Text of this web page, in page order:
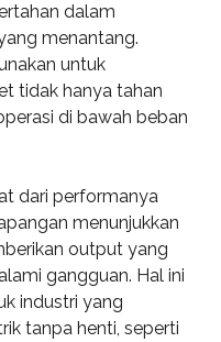
dalam
menantang.
untuk
tidak hanya tahan
di bawah beban
dari performanya
menunjukkan
output yang
gangguan. Hal ini
industri yang
tanpa henti, seperti